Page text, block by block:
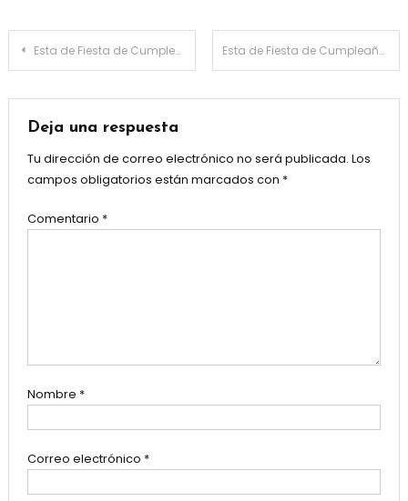
Navegación
entradas
Esta de Fiesta de Cumpleaños Any Leidy Contreras Santana en Licey La Vega R.D. Esta de Fiesta de Cumpleaños Any Leidy Contreras Santana en Licey La Vega R.D.
Deja una respuesta
Tu dirección de correo electrónico no será publicada. Los
campos obligatorios están marcados con *
Comentario *
Nombre *
Correo electrónico *